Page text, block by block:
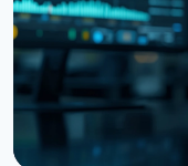
6 серпня 2026 р.3 хв